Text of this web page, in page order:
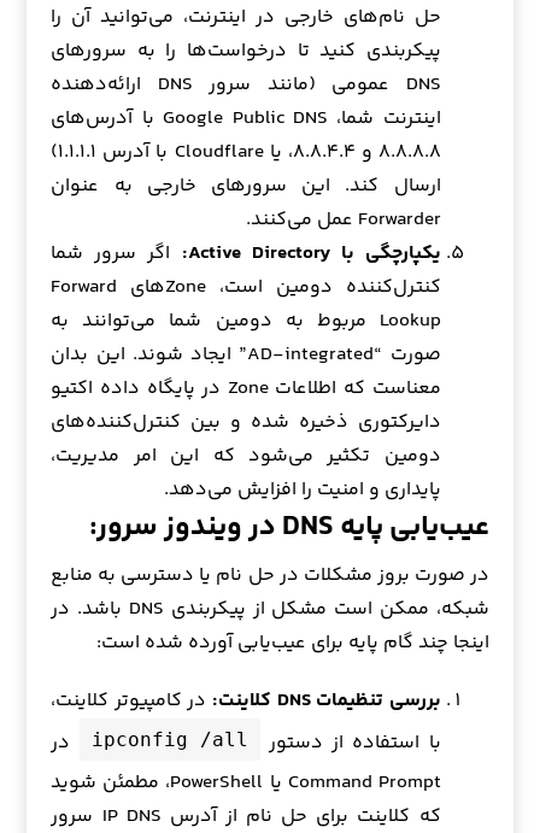
حل نام‌های خارجی در اینترنت، می‌توانید آن را
پیکربندی کنید تا درخواست‌ها را به سرورهای
DNS عمومی (مانند سرور DNS ارائه‌دهنده
اینترنت شما، Google Public DNS با آدرس‌های
۸.۸.۸.۸ و ۸.۸.۴.۴، یا Cloudflare با آدرس ۱.۱.۱.۱)
ارسال کند. این سرورهای خارجی به عنوان
Forwarder عمل می‌کنند.
یکپارچگی با Active Directory:
اگر سرور شما
کنترل‌کننده دومین است، Zoneهای Forward
Lookup مربوط به دومین شما می‌توانند به
صورت “AD-integrated” ایجاد شوند. این بدان
معناست که اطلاعات Zone در پایگاه داده اکتیو
دایرکتوری ذخیره شده و بین کنترل‌کننده‌های
دومین تکثیر می‌شود که این امر مدیریت،
پایداری و امنیت را افزایش می‌دهد.
عیب‌یابی پایه DNS در ویندوز سرور:
در صورت بروز مشکلات در حل نام یا دسترسی به منابع
شبکه، ممکن است مشکل از پیکربندی DNS باشد. در
اینجا چند گام پایه برای عیب‌یابی آورده شده است:
بررسی تنظیمات DNS کلاینت:
در کامپیوتر کلاینت،
با استفاده از دستور
ipconfig /all
در
Command Prompt یا PowerShell، مطمئن شوید
که کلاینت برای حل نام از آدرس IP DNS سرور